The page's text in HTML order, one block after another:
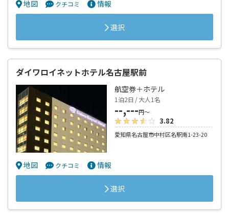
地図 クチコミ 情報
選択
ダイワロイネットホテル名古屋駅前
航空券＋ホテル
1泊2日 / 大人1名
--,---円～
3.82
愛知県名古屋市中村区名駅南1-23-20
地図 クチコミ 情報
選択